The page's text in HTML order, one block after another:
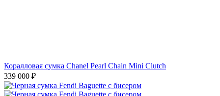
Коралловая сумка Chanel Pearl Chain Mini Clutch
339 000 ₽